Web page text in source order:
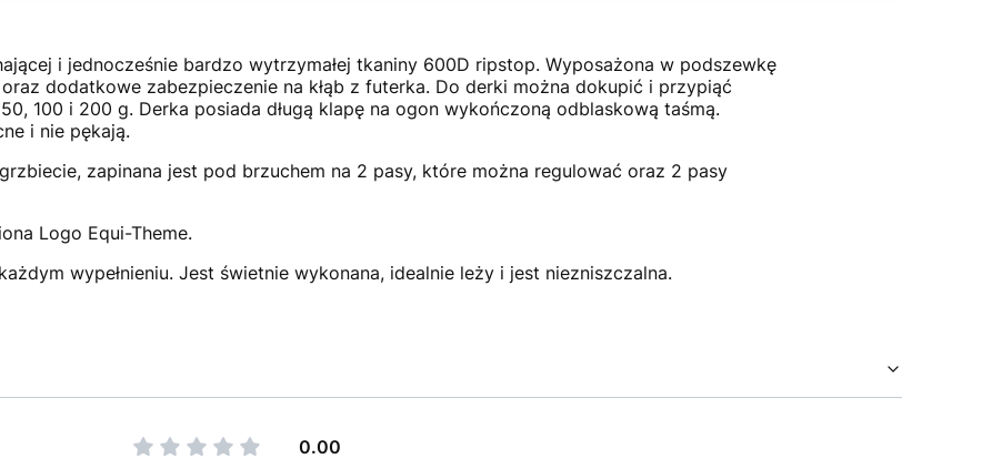
i jednocześnie bardzo wytrzymałej tkaniny 600D ripstop. Wyposażona w podszewkę
dodatkowe zabezpieczenie na kłąb z futerka. Do derki można dokupić i przypiąć
100 i 200 g. Derka posiada długą klapę na ogon wykończoną odblaskową taśmą.
i nie pękają.
zapinana jest pod brzuchem na 2 pasy, które można regulować oraz 2 pasy
Logo Equi-Theme.
wypełnieniu. Jest świetnie wykonana, idealnie leży i jest niezniszczalna.
0.00